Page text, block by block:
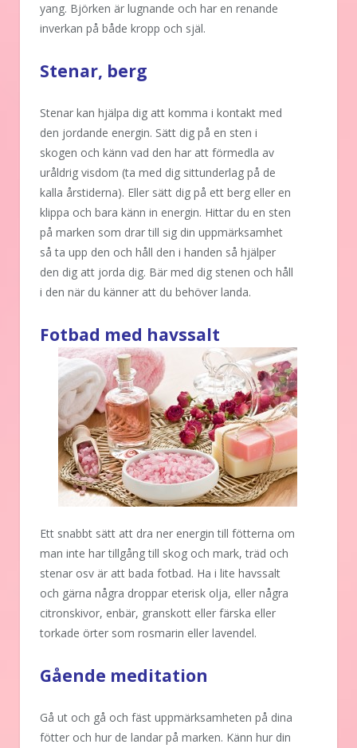
yang. Björken är lugnande och har en renande
inverkan på både kropp och själ.
Stenar, berg
Stenar kan hjälpa dig att komma i kontakt med
den jordande energin. Sätt dig på en sten i
skogen och känn vad den har att förmedla av
uråldrig visdom (ta med dig sittunderlag på de
kalla årstiderna). Eller sätt dig på ett berg eller en
klippa och bara känn in energin. Hittar du en sten
på marken som drar till sig din uppmärksamhet
så ta upp den och håll den i handen så hjälper
den dig att jorda dig. Bär med dig stenen och håll
i den när du känner att du behöver landa.
Fotbad med havssalt
Ett snabbt sätt att dra ner energin till fötterna om
man inte har tillgång till skog och mark, träd och
stenar osv är att bada fotbad. Ha i lite havssalt
och gärna några droppar eterisk olja, eller några
citronskivor, enbär, granskott eller färska eller
torkade örter som rosmarin eller lavendel.
Gående meditation
Gå ut och gå och fäst uppmärksamheten på dina
fötter och hur de landar på marken. Känn hur din